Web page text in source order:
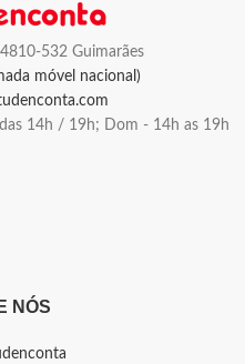
532 Guimarães
móvel nacional)
14h / 19h; Dom - 14h as 19h
NÓS